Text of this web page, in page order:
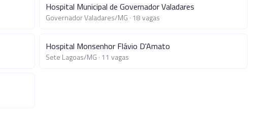
Hospital Municipal de Governador Valadares
Governador Valadares/MG · 18 vagas
Hospital Monsenhor Flávio D'Amato
Sete Lagoas/MG · 11 vagas